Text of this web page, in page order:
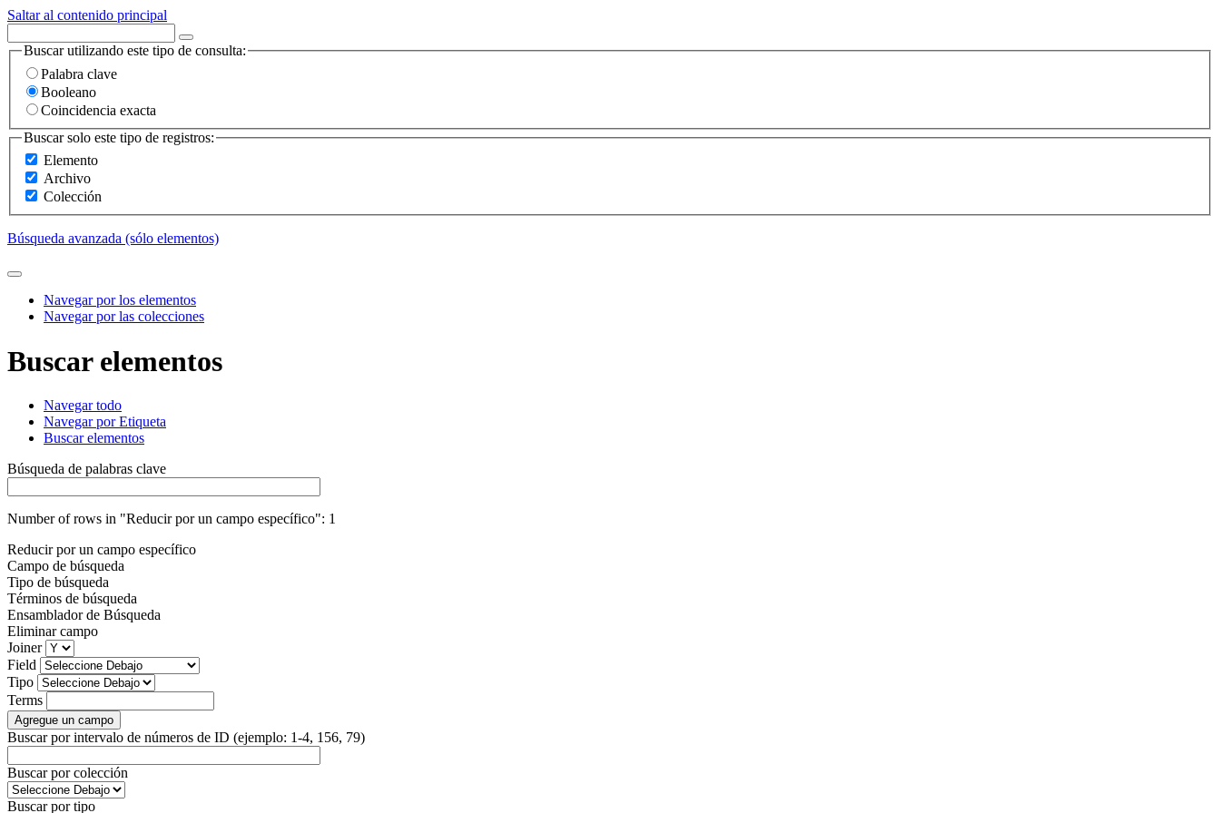
Saltar al contenido principal
Buscar utilizando este tipo de consulta:
Palabra clave
Booleano
Coincidencia exacta
Buscar solo este tipo de registros:
Elemento
Archivo
Colección
Búsqueda avanzada (sólo elementos)
Navegar por los elementos
Navegar por las colecciones
Buscar elementos
Navegar todo
Navegar por Etiqueta
Buscar elementos
Búsqueda de palabras clave
Number of rows in "Reducir por un campo específico": 1
Reducir por un campo específico
Campo de búsqueda
Tipo de búsqueda
Términos de búsqueda
Ensamblador de Búsqueda
Eliminar campo
Joiner
Field
Tipo
Terms
Agregue un campo
Buscar por intervalo de números de ID (ejemplo: 1-4, 156, 79)
Buscar por colección
Buscar por tipo